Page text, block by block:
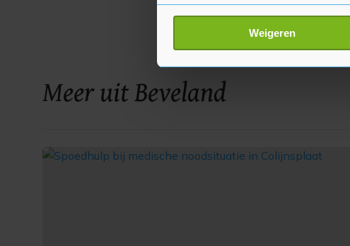
Uw apparaat identificeren
Lees meer over hoe uw
toestemming op elk moment
Met cookies werkt onze website
ons cookiebeleid bekijken en je
Weigeren
Meer uit Beveland